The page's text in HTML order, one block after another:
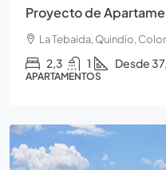
Proyecto de
La Tebaida, Quindío,
2,3 1 Desde
APARTAMENTOS